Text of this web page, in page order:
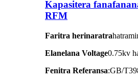
Kapasitera
RFM
Faritra herinaratra
Elanelana Voltage0.75kv
Fenitra Referansa:GB/